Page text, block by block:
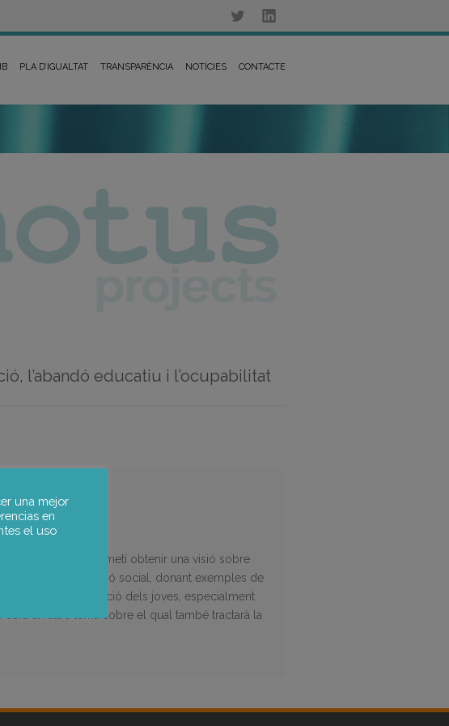
PLA D’IGUALTAT TRANSPARÈNCIA NOTÍCIES CONTACTE
l’abandó educatiu i l’ocupabilitat
recerca que permeti obtenir una visió sobre
en risc d’exclusió social, donant exemples de
La formació dels joves, especialment
un altre tema sobre el qual també tractarà la
una mejor
en
el uso